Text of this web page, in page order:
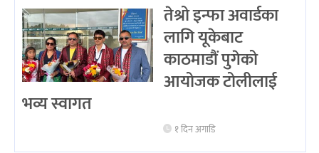
तेश्रो इन्फा अवार्डका
लागि यूकेबाट
काठमाडौं पुगेको
आयोजक टोलीलाई
भव्य स्वागत
१ दिन अगाडि